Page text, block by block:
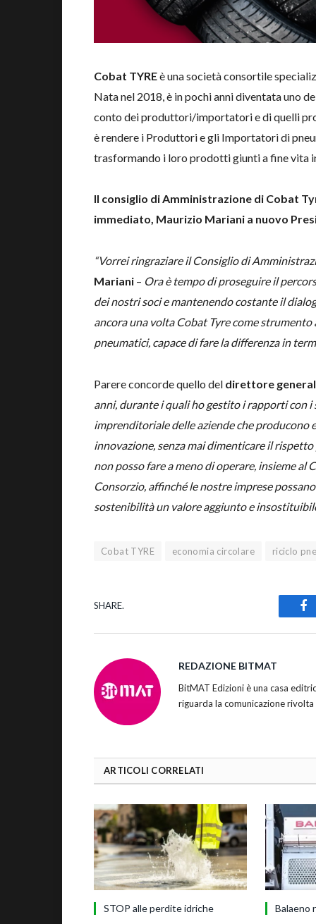
Cobat TYREè una società consortile
Nata nel 2018, è in pochi anni diventata uno
conto dei produttori/importatori e di quelli
è rendere i Produttori e gli Importatori di
trasformando i loro prodotti giunti a fine vita
Il consiglio di Amministrazione di Cobat
immediato, Maurizio Mariani a nuovo
“Vorrei ringraziare il Consiglio di
Mariani – Ora è tempo di proseguire il
dei nostri soci e mantenendo costante il
ancora una volta Cobat Tyre come
pneumatici, capace di fare la differenza in
Parere concorde quello del direttore
anni, durante i quali ho gestito i rapporti con
imprenditoriale delle aziende che producono
innovazione, senza mai dimenticare il
non posso fare a meno di operare, insieme
Consorzio, affinché le nostre imprese
sostenibilità un valore aggiunto e
Cobat TYRE economia circolare riciclo
SHARE.
REDAZIONE BITMAT
BitMAT Edizioni è una casa
riguarda la comunicazione
ARTICOLI CORRELATI
STOP alle perdite idriche Balaeno